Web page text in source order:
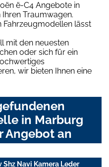
ë-C4 Angebote in
Traumwagen.
Fahrzeugmodellen lässt
mit den neuesten
oder sich für ein
wir bieten Ihnen eine
in Marburg
Angebot an
Shz Navi Kamera Leder